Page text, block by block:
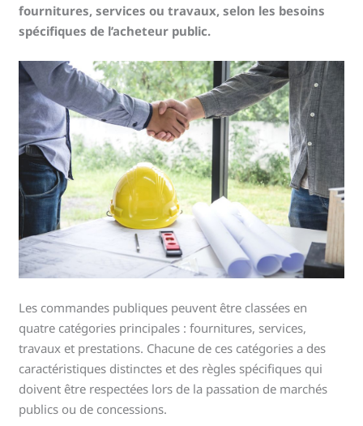
fournitures, services ou travaux, selon les besoins
spécifiques de l’acheteur public.
Les commandes publiques peuvent être classées en
quatre catégories principales : fournitures, services,
travaux et prestations. Chacune de ces catégories a des
caractéristiques distinctes et des règles spécifiques qui
doivent être respectées lors de la passation de marchés
publics ou de concessions.